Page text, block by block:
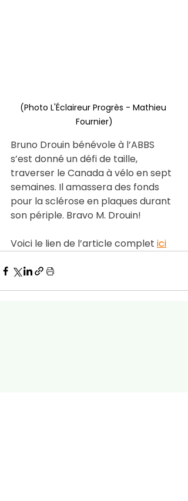
(Photo L'Éclaireur Progrès - Mathieu
Fournier)
Bruno Drouin bénévole à l’ABBS
s’est donné un défi de taille,
traverser le Canada à vélo en sept
semaines. Il amassera des fonds
pour la sclérose en plaques durant
son périple. Bravo M. Drouin!
Voici le lien de l’article complet ici